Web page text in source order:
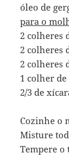
óleo de
para o
2 colheres
2 colheres
2 colheres
1 colher
2/3 de
Cozinhe o
Misture
Tempere o